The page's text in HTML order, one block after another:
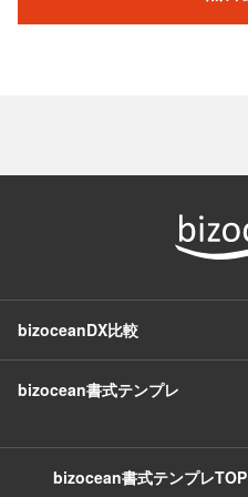
bizoceanDX比較
bizocean書式テンプレ
bizocean書式テンプレTOP